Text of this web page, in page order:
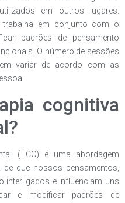
em outros lugares.
trabalha em conjunto com o
padrões de pensamento
O número de sessões
variar de acordo com as
cognitiva
(TCC) é uma abordagem
de que nossos pensamentos,
interligados e influenciam uns
e modificar padrões de